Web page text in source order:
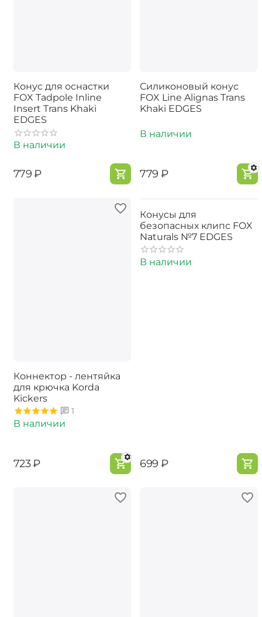
Конус для оснастки
FOX Tadpole Inline
Insert Trans Khaki
EDGES
В наличии
‍779‍ ₽
Силиконовый конус
FOX Line Alignas Trans
Khaki EDGES
В наличии
‍779‍ ₽
Коннектор - лентяйка
для крючка Korda
Kickers
1
В наличии
‍723‍₽
Конусы для
безопасных клипс FOX
Naturals №7 EDGES
В наличии
‍699‍ ₽